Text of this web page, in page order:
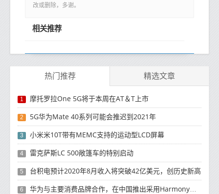
改或删除，多谢。
相关推荐
热门推荐 精选文章
1 摩托罗拉One 5G将于本周在AT＆T上市
2 5G华为Mate 40系列可能会推迟到2021年
3 小米米10T带有MEMC支持的运动型LCD屏幕
4 雷克萨斯LC 500敞篷车的特别启动
5 台积电预计2020年8月收入将突破42亿美元，创历史新高
6 华为与主要消费品牌合作，在中国推出采用HarmonyOS 2.0的智能家居产品